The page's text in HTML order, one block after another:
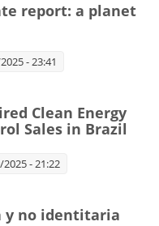
report: a planet
- 23:41
Clean Energy
Sales in Brazil
- 21:22
y no identitaria